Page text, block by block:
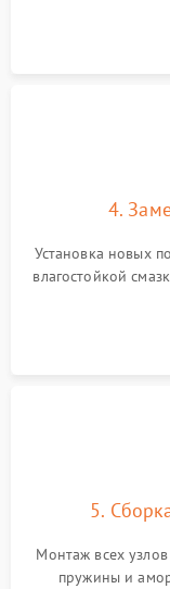
4.
Установка новых
влагостойкой
или
5.
Монтаж всех
пружины и